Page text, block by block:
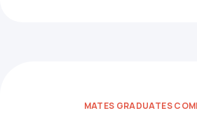
MATES GRADUATES